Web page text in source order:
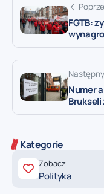
FGTB:
Numer
Kategorie
Zobacz
Polityka